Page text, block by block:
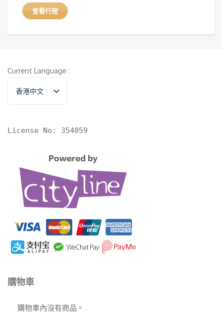
查看行程
Current Language :
香港中文
English
License No: 354059
購物車
購物車內沒有商品。.